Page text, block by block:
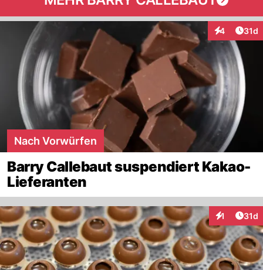
4
Interaktionen
31d
Nach Vorwürfen
Barry Callebaut suspendiert Kakao-
Lieferanten
1 31d